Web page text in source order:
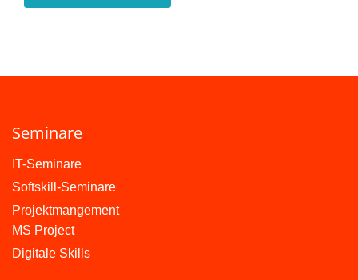
Seminare
IT-Seminare
Softskill-Seminare
Projektmangement
MS Project
Digitale Skills